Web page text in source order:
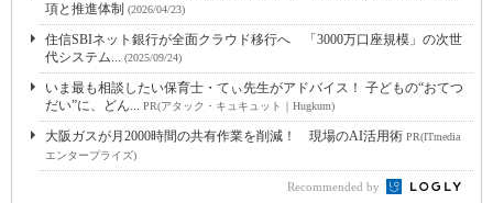
項と推進体制 (2026/04/23)
住信SBIネット銀行が全面クラウド移行へ 「3000万口座規模」の次世
代システム... (2025/09/24)
いま最も相談したい保育士・てぃ先生がアドバイス！ 子どもの“おてつ
だい”に、どん... PR(アタック・キュキュット｜Hugkum)
大阪ガスが月2000時間の共有作業を削減！ 現場のAI活用術 PR(ITmedia
エンタープライズ)
Recommended by